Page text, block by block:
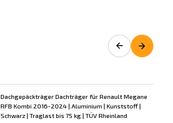
Dachgepäckträger Dachträger für Renault Megane
RFB Kombi 2016-2024 | Aluminium | Kunststoff |
Schwarz | Traglast bis 75 kg | TÜV Rheinland